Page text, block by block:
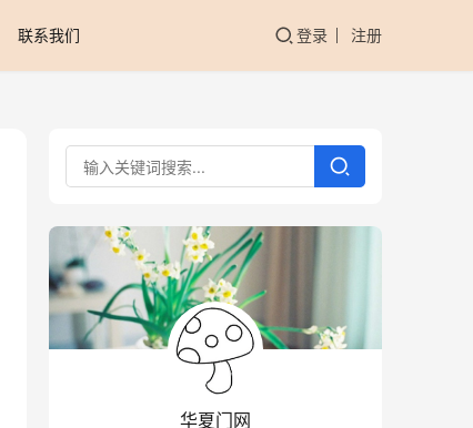
联系我们 登录 注册
华夏门网